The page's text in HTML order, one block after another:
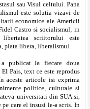
sau Visul celtului. Pana
este solutia vizavi de
economice ale Americii
Castro si socialismul, in
scriitorului este
piata libera, liberalismul.
publicat la fiecare doua
Pais, text ce este reprodus
aceste articole isi exprima
politice, culturale si
universitati din SUA si,
care el insusi le-a scris. In